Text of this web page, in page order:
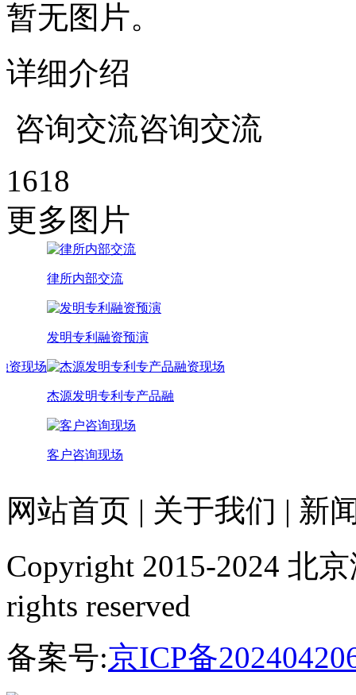
暂无图片。
详细介绍
咨询交流咨询交流
1618
更多图片
律所内部交流
发明专利融资预演
杰源发明专利专产品融
客户咨询现场
网站首页 | 关于我们 | 新
Copyright 2015-2024 北
rights reserved
备案号:京ICP备